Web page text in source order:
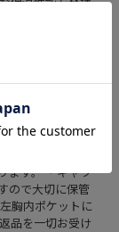
保温性能を発揮
からカジュアル
プロダクトギ
ます。 ・ギャラ
ので大切に保管
胸内ポケットに
品を一切お受け